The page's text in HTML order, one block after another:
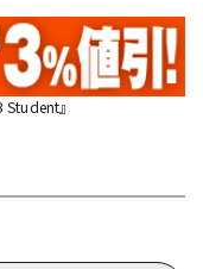
』